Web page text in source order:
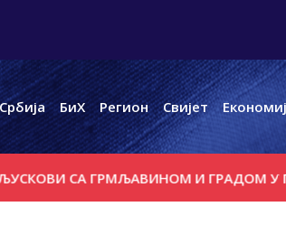
БиХ Регион Свијет
СА ГРМЉАВИНОМ И ГРАДОМ У